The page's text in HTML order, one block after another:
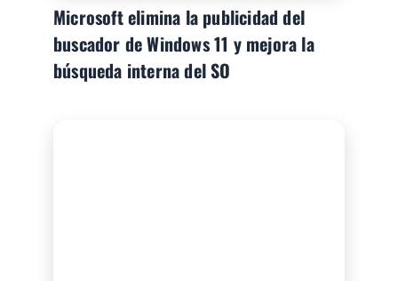
Microsoft elimina la publicidad del
buscador de Windows 11 y mejora la
búsqueda interna del SO